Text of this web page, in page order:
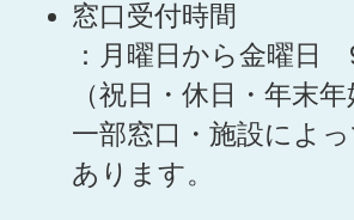
窓口受付時間
：月曜日から金曜日
（祝日・休日・年末年
一部窓口・施設によ
あります。